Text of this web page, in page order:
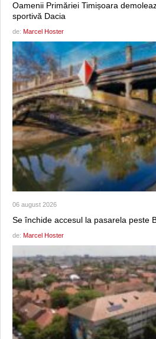
Oamenii Primăriei Timișoara
sportivă Dacia
de: Marcel Hoster
06 august 2026
Se închide accesul la pasarela peste
de: Marcel Hoster